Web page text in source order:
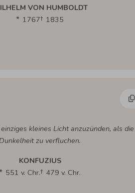
VON HUMBOLDT
1767
1835
kleines Licht anzuzünden, als die
zu verfluchen.
KONFUZIUS
551 v. Chr.
479 v. Chr.